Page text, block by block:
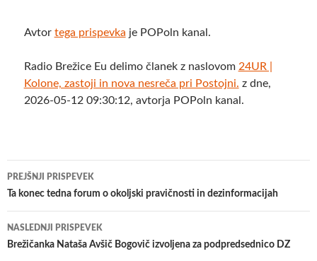
Avtor tega prispevka je POPoln kanal.
Radio Brežice Eu delimo članek z naslovom 24UR |
Kolone, zastoji in nova nesreča pri Postojni. z dne,
2026-05-12 09:30:12, avtorja POPoln kanal.
Krmarjenje
po
prispevkih
PREJŠNJI PRISPEVEK
Ta konec tedna forum o okoljski pravičnosti in dezinformacijah
NASLEDNJI PRISPEVEK
Brežičanka Nataša Avšič Bogovič izvoljena za podpredsednico DZ